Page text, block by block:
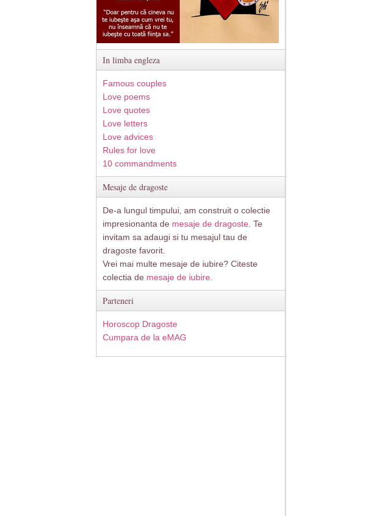
In limba engleza
Famous couples
Love poems
Love quotes
Love letters
Love advices
Rules for love
10 commandments
Mesaje de dragoste
De-a lungul timpului, am construit o colectie
impresionanta de mesaje de dragoste . Te
invitam sa adaugi si tu mesajul tau de
dragoste favorit.
Vrei mai multe mesaje de iubire? Citeste
colectia de mesaje de iubire.
Parteneri
Horoscop Dragoste
Cumpara de la eMAG